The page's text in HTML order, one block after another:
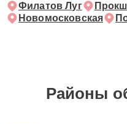
Филатов Луг
Новомосковская
Районы